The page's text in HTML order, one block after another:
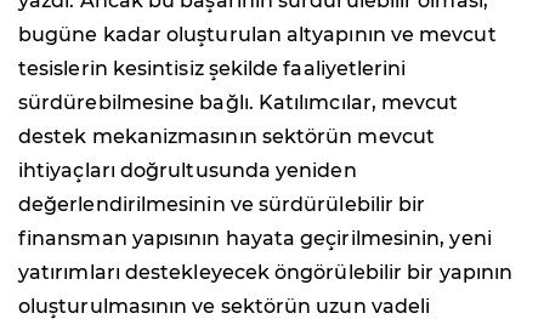
bugüne kadar oluşturulan altyapının ve mevcut
tesislerin kesintisiz şekilde faaliyetlerini
sürdürebilmesine bağlı. Katılımcılar, mevcut
destek mekanizmasının sektörün mevcut
ihtiyaçları doğrultusunda yeniden
değerlendirilmesinin ve sürdürülebilir bir
finansman yapısının hayata geçirilmesinin, yeni
yatırımları destekleyecek öngörülebilir bir yapının
oluşturulmasının ve sektörün uzun vadeli